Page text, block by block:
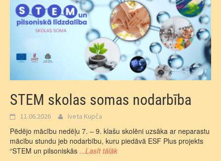
STEM skolas somas nodarbība
11.06.2026 Iveta Kupča
Pēdējo mācību nedēļu 7. – 9. klašu skolēni uzsāka ar neparastu
mācību stundu jeb nodarbību, kuru piedāvā ESF Plus projekts
“STEM un pilsoniskās ...Lasīt tālāk